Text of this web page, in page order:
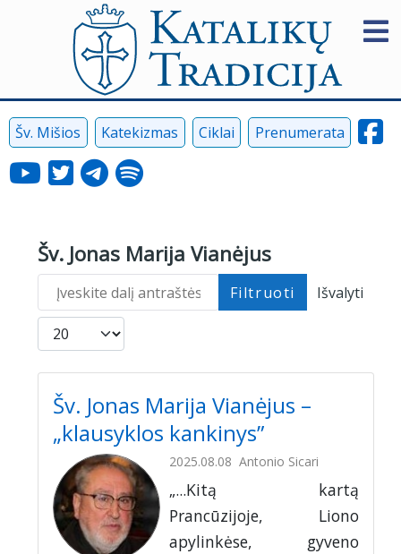
Šv. Mišios Katekizmas Ciklai Prenumerata
Šv. Jonas Marija Vianėjus
Įveskite dalį antraštės Filtruoti
Išvalyti
Rodyti po
Šv. Jonas Marija Vianėjus –
„klausyklos kankinys”
2025.08.08 Antonio Sicari
„...Kitą kartą
Prancūzijoje, Liono
apylinkėse, gyveno